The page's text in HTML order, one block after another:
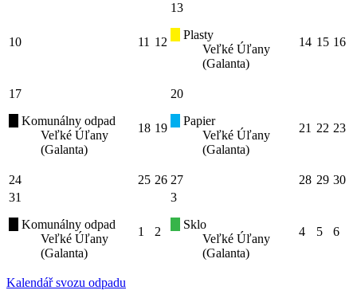
10 11 12
13
Plasty
Veľké Úľany
(Galanta)
14 15 16
17
Komunálny odpad
Veľké Úľany
(Galanta)
18 19
20
Papier
Veľké Úľany
(Galanta)
21 22 23
24 25 26 27 28 29 30
31
Komunálny odpad
Veľké Úľany
(Galanta)
1 2
3
Sklo
Veľké Úľany
(Galanta)
4 5 6
Kalendář svozu odpadu